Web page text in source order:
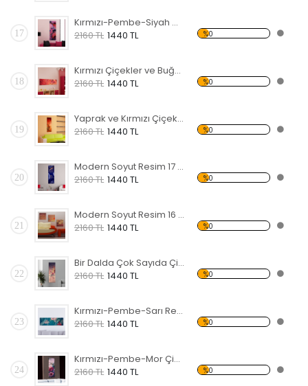
17
Kırmızı-Pembe-Siyah Çiçekler Forex Tablo
2160 TL 1440 TL %0
18
Kırmızı Çiçekler ve Buğday Başakları Forex Tablo
2160 TL 1440 TL %0
19
Yaprak ve Kırmızı Çiçekler Forex Tablo
2160 TL 1440 TL %0
20
Modern Soyut Resim 17 Forex Tablo
2160 TL 1440 TL %0
21
Modern Soyut Resim 16 Forex Tablo
2160 TL 1440 TL %0
22
Bir Dalda Çok Sayıda Çiçek Forex Tablo
2160 TL 1440 TL %0
23
Kırmızı-Pembe-Sarı Renkli Çiçekler Forex Tablo
2160 TL 1440 TL %0
24
Kırmızı-Pembe-Mor Çiçekler Forex Tablo
2160 TL 1440 TL %0